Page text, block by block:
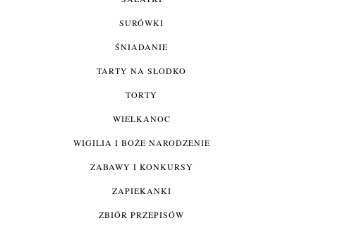
SURÓWKI
ŚNIADANIE
TARTY NA SŁODKO
TORTY
WIELKANOC
WIGILIA I BOŻE NARODZENIE
ZABAWY I KONKURSY
ZAPIEKANKI
ZBIÓR PRZEPISÓW